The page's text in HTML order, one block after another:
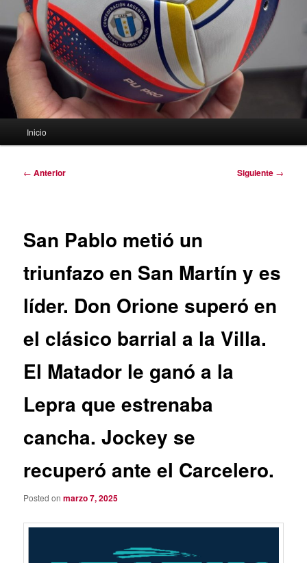
Inicio
Navegación
← Anterior Siguiente →
San Pablo metió un
triunfazo en San Martín y es
líder. Don Orione superó en
el clásico barrial a la Villa.
El Matador le ganó a la
Lepra que estrenaba
cancha. Jockey se
recuperó ante el Carcelero.
Posted onmarzo 7, 2025